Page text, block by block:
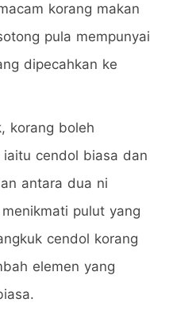
korang makan
pula mempunyai
dipecahkan ke
korang boleh
cendol biasa dan
antara dua ni
pulut yang
cendol korang
elemen yang